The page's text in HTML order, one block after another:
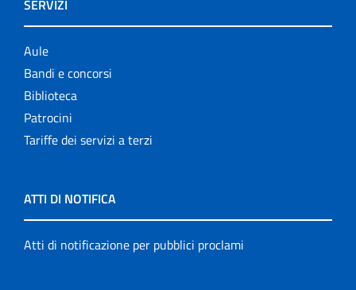
SERVIZI
Aule
Bandi e concorsi
Biblioteca
Patrocini
Tariffe dei servizi a terzi
ATTI DI NOTIFICA
Atti di notificazione per pubblici proclami